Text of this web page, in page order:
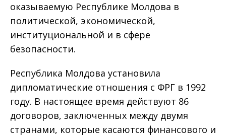
оказываемую Республике Молдова в
политической, экономической,
институциональной и в сфере
безопасности.
Республика Молдова установила
дипломатические отношения с ФРГ в 1992
году. В настоящее время действуют 86
договоров, заключенных между двумя
странами, которые касаются финансового и